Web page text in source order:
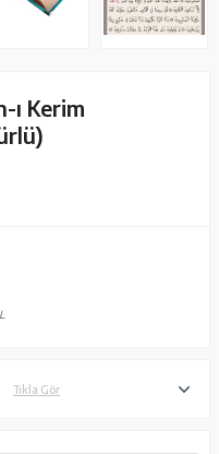
ı Kerim
Tıkla Gör